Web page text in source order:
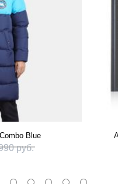
Blue
руб.